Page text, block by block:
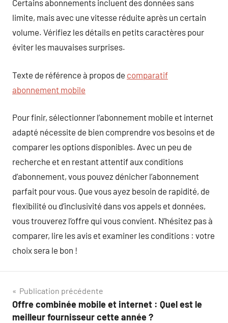
Certains abonnements incluent des données sans
limite, mais avec une vitesse réduite après un certain
volume. Vérifiez les détails en petits caractères pour
éviter les mauvaises surprises.
Texte de référence à propos de comparatif
abonnement mobile
Pour finir, sélectionner l’abonnement mobile et internet
adapté nécessite de bien comprendre vos besoins et de
comparer les options disponibles. Avec un peu de
recherche et en restant attentif aux conditions
d’abonnement, vous pouvez dénicher l’abonnement
parfait pour vous. Que vous ayez besoin de rapidité, de
flexibilité ou d’inclusivité dans vos appels et données,
vous trouverez l’offre qui vous convient. N’hésitez pas à
comparer, lire les avis et examiner les conditions : votre
choix sera le bon !
Navigation
de
Publication précédente
Offre combinée mobile et internet : Quel est le
meilleur fournisseur cette année ?